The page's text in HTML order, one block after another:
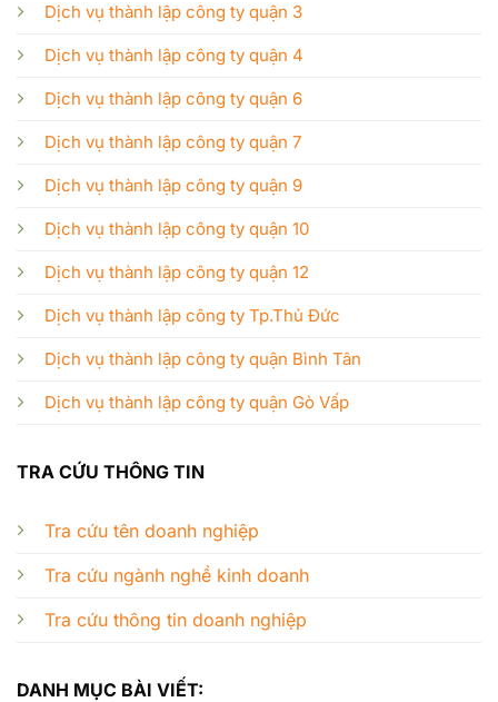
Dịch vụ thành lập công ty quận 3
Dịch vụ thành lập công ty quận 4
Dịch vụ thành lập công ty quận 6
Dịch vụ thành lập công ty quận 7
Dịch vụ thành lập công ty quận 9
Dịch vụ thành lập công ty quận 10
Dịch vụ thành lập công ty quận 12
Dịch vụ thành lập công ty Tp.Thủ Đức
Dịch vụ thành lập công ty quận Bình Tân
Dịch vụ thành lập công ty quận Gò Vấp
TRA CỨU THÔNG TIN
Tra cứu tên doanh nghiệp
Tra cứu ngành nghề kinh doanh
Tra cứu thông tin doanh nghiệp
DANH MỤC BÀI VIẾT: